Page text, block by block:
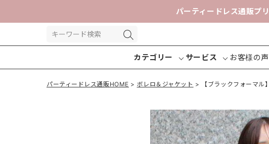
パーティードレス通販プ
カテゴリー
パーティー
ドレス
パンツドレ
ス
ボレロ＆ジ
ャケット
セ
サービス
交換送料無料 靴のサ
換サ
お客様の声
パーティードレス通販HOME ボレロ＆ジャケット 【ブラックフォーマ